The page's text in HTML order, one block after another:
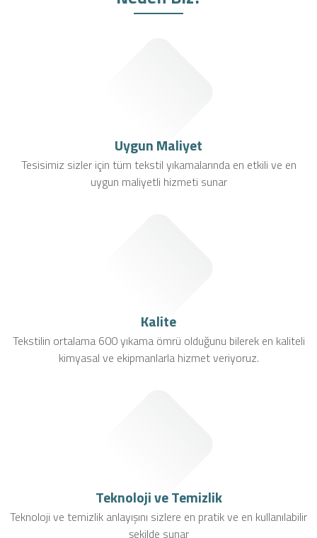
Uygun Maliyet
Tesisimiz sizler için tüm tekstil yıkamalarında en etkili ve en
uygun maliyetli hizmeti sunar
Kalite
Tekstilin ortalama 600 yıkama ömrü olduğunu bilerek en kaliteli
kimyasal ve ekipmanlarla hizmet veriyoruz.
Teknoloji ve Temizlik
Teknoloji ve temizlik anlayışını sizlere en pratik ve en kullanılabilir
şekilde sunar